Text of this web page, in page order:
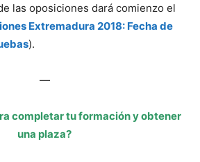
las oposiciones dará comienzo el
Extremadura 2018: Fecha de
).
—
completar tu formación y obtener
una plaza?